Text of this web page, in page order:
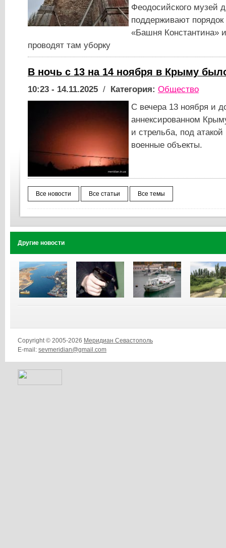
Феодосийского музей
поддерживают
«Башня Константина»
проводят там уборку
В ночь с 13 на 14 ноября в Крыму
10:23 - 14.11.2025 / Категория: Общество
С вечера 13 ноября и
аннексированном
и стрельба, под
военные объекты.
Все новости Все статьи Все темы
Другие новости
Copyright © 2005-2026 Меридиан Севастополь
E-mail: sevmeridian@gmail.com